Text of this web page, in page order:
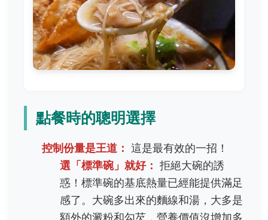
點餐時的聰明選擇
控制份量是王道： 這是最有效的一招！
選「標準碗」就好： 拒絕大碗的誘
惑！標準碗的基底熱量已經能提供滿足
感了。大碗多出來的麵線和湯，大多是
額外的澱粉和勾芡，營養價值沒增加多